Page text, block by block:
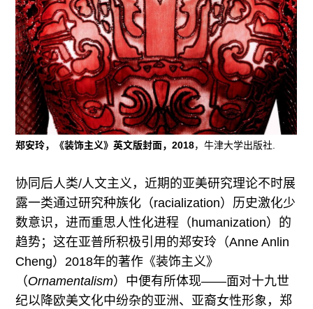
郑安玲，《装饰主义》英文版封面，2018，牛津大学出版社.
协同后人类/人文主义，近期的亚美研究理论不时展
露一类通过研究种族化（racialization）历史激化少
数意识，进而重思人性化进程（humanization）的
趋势；这在亚普所积极引用的郑安玲（Anne Anlin
Cheng）2018年的著作《装饰主义》
（Ornamentalism）中便有所体现——面对十九世
纪以降欧美文化中纷杂的亚洲、亚裔女性形象，郑